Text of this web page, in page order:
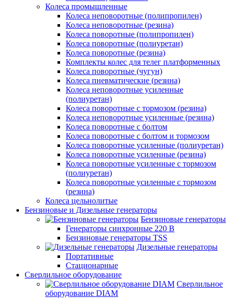
Колеса промышленные
Колеса неповоротные (полипропилен)
Колеса неповоротные (резина)
Колеса поворотные (полипропилен)
Колеса поворотные (полиуретан)
Колеса поворотные (резина)
Комплекты колес для телег платформенных
Колеса поворотные (чугун)
Колеса пневматические (резина)
Колеса неповоротные усиленные
(полиуретан)
Колеса поворотные c тормозом (резина)
Колеса неповоротные усиленные (резина)
Колеса поворотные с болтом
Колеса поворотные с болтом и тормозом
Колеса поворотные усиленные (полиуретан)
Колеса поворотные усиленные (резина)
Колеса поворотные усиленные с тормозом
(полиуретан)
Колеса поворотные усиленные с тормозом
(резина)
Колеса цельнолитые
Бензиновые и Дизельные генераторы
Бензиновые генераторы
Генераторы синхронные 220 В
Бензиновые генераторы TSS
Дизельные генераторы
Портативные
Стационарные
Сверлильное оборудование
Сверлильное
оборудование DIAM